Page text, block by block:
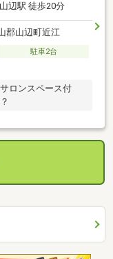
辺駅 徒歩20分
郡山辺町近江
駐車2台
ロンスペース付